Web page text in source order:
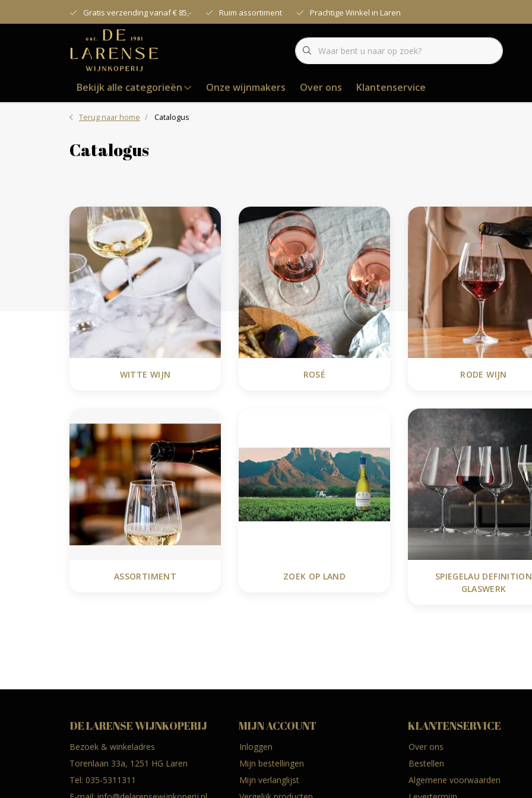
Gratis verzending vanaf € 85,- Ruim assortiment Prachtige Winkel in Laren
Bekijk alle categorieën Onze wijnmakers Over ons Klantenservice
Terug naar home Catalogus
Catalogus
WITTE WIJN ROSÉ RODE WIJN
ASSORTIMENT ZOEK OP LAND
SPIEGELAU DEFINITION
GLASWERK
DE LARENSE WIJNKOPERIJ
Bezoek & winkeladres
Torenlaan 33a, 1251 HG Laren
Tel: 035-5311311
MIJN ACCOUNT
Inloggen
Mijn bestellingen
Mijn verlanglijst
KLANTENSERVICE
Over ons
Bestellen
Algemene voorwaarden